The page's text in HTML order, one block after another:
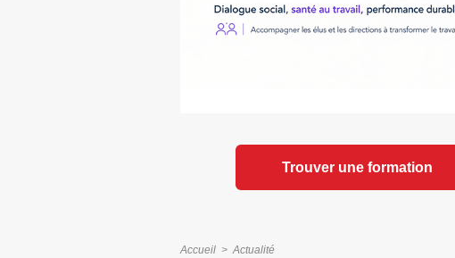
Trouver une formation
Accueil > Actualité